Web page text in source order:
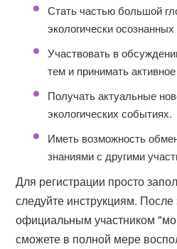
Стать частью большой
экологически
Участвовать в
тем и принимать
Получать актуальные
экологических событиях.
Иметь возможность
знаниями с другими
Для регистрации просто
следуйте инструкциям. После
официальным участником
сможете в полной мере